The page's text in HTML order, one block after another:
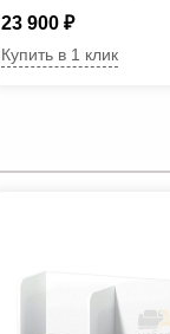
23 900 ₽
Купить в 1 клик